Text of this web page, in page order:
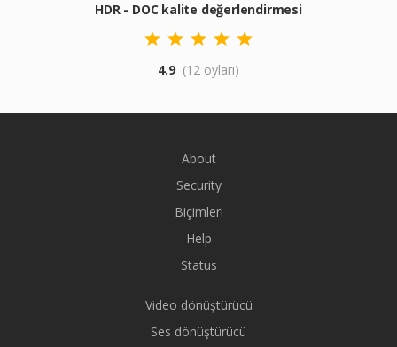
HDR - DOC kalite değerlendirmesi
4.9 (12 oyları)
About
Security
Biçimleri
Help
Status
Video dönüştürücü
Ses dönüştürücü